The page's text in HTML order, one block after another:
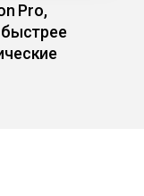
Pro,